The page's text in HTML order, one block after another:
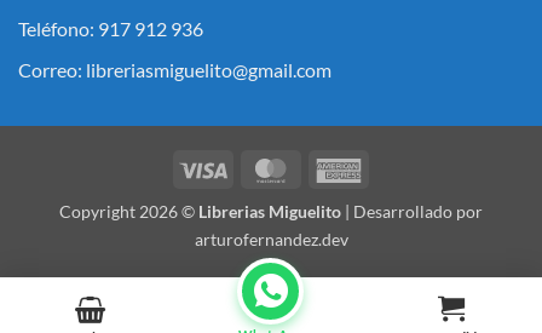
Teléfono: 917 912 936
Correo: libreriasmiguelito@gmail.com
Visa MasterCard
Copyright 2026 © Librerias Miguelito | Desarrollado por
arturofernandez.dev